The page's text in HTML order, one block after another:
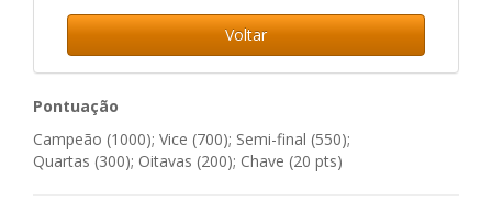
Voltar
Pontuação
Campeão (1000); Vice (700); Semi-final (550);
Quartas (300); Oitavas (200); Chave (20 pts)